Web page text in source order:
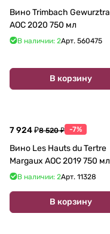
Вино Trimbach Gewurztraminer
AOC 2020 750 мл
В наличии: 2Арт. 560475
В корзину
7 924 ₽8 520 ₽ -7%
Вино Les Hauts du Tertre
Margaux AOC 2019 750 мл
В наличии: 2Арт. 11328
В корзину